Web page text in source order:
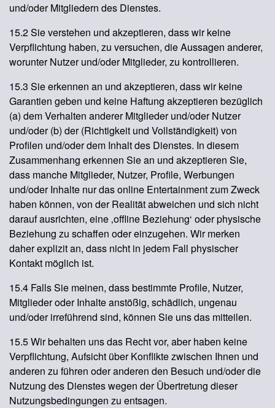
und/oder Mitgliedern des Dienstes.
15.2 Sie verstehen und akzeptieren, dass wir keine
Verpflichtung haben, zu versuchen, die Aussagen anderer,
worunter Nutzer und/oder Mitglieder, zu kontrollieren.
15.3 Sie erkennen an und akzeptieren, dass wir keine
Garantien geben und keine Haftung akzeptieren bezüglich
(a) dem Verhalten anderer Mitglieder und/oder Nutzer
und/oder (b) der (Richtigkeit und Vollständigkeit) von
Profilen und/oder dem Inhalt des Dienstes. In diesem
Zusammenhang erkennen Sie an und akzeptieren Sie,
dass manche Mitglieder, Nutzer, Profile, Werbungen
und/oder Inhalte nur das online Entertainment zum Zweck
haben können, von der Realität abweichen und sich nicht
darauf ausrichten, eine ‚offline Beziehung‘ oder physische
Beziehung zu schaffen oder einzugehen. Wir merken
daher explizit an, dass nicht in jedem Fall physischer
Kontakt möglich ist.
15.4 Falls Sie meinen, dass bestimmte Profile, Nutzer,
Mitglieder oder Inhalte anstößig, schädlich, ungenau
und/oder irreführend sind, können Sie uns das mitteilen.
15.5 Wir behalten uns das Recht vor, aber haben keine
Verpflichtung, Aufsicht über Konflikte zwischen Ihnen und
anderen zu führen oder anderen den Besuch und/oder die
Nutzung des Dienstes wegen der Übertretung dieser
Nutzungsbedingungen zu entsagen.